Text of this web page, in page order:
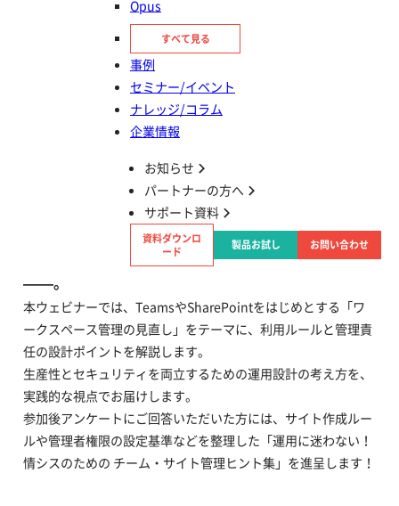
Opus
すべて見る
事例
セミナー/イベント
ナレッジ/コラム
企業情報
お知らせ
パートナーの方へ
サポート資料
資料ダウンロ
ード
製品お試し お問い合わせ
Microsoft 365
Microsoft365を導入・活用したい
アーカイブ視聴登録
この記事をシェアする
タイトルとURLをコピー
Microsoft 365を導入したものの、活用が進まな
い・成果が見えない・運用が現場任せになっている
——。
本ウェビナーでは、TeamsやSharePointをはじめとする「ワ
ークスペース管理の見直し」をテーマに、利用ルールと管理責
任の設計ポイントを解説します。
生産性とセキュリティを両立するための運用設計の考え方を、
実践的な視点でお届けします。
参加後アンケートにご回答いただいた方には、サイト作成ルー
ルや管理者権限の設定基準などを整理した「運用に迷わない！
情シスのための チーム・サイト管理ヒント集」を進呈します！